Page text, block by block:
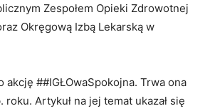
Zespołem Opieki Zdrowotnej
Okręgową Izbą Lekarską w
akcję ##IGŁOwaSpokojna. Trwa ona
Artykuł na jej temat ukazał się